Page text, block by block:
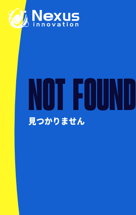
NOT FOUND
見つかりません